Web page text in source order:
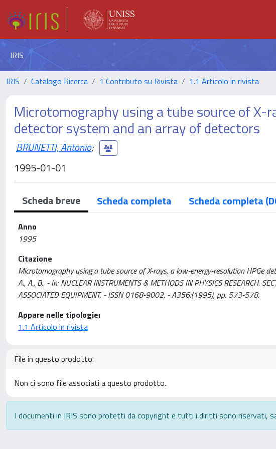
IRIS
IRIS Catalogo Ricerca 1 Contributo su Rivista 1.1 Articolo in rivista
Microtomography using a tube source of
detector system and an array of detectors
BRUNETTI, Antonio;
1995-01-01
Scheda breve Scheda completa Scheda completa
Anno
1995
Citazione
Microtomography using a tube source of X-rays, a low-energy-resolution HPGe
A., A., B.. - In: NUCLEAR INSTRUMENTS & METHODS IN PHYSICS RESEARCH.
ASSOCIATED EQUIPMENT. - ISSN 0168-9002. - A356:(1995), pp. 573-578.
Appare nelle tipologie:
1.1 Articolo in rivista
File in questo prodotto:
Non ci sono file associati a questo prodotto.
I documenti in IRIS sono protetti da copyright e tutti i diritti sono riservati,